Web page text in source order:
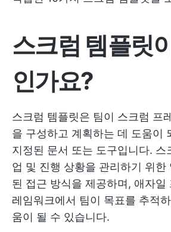
스크럼 템플릿
인가요?
스크럼 템플릿은 팀이 스크럼 프
을 구성하고 계획하는 데 도움이
지정된 문서 또는 도구입니다. 스
업 및 진행 상황을 관리하기 위한
된 접근 방식을 제공하며, 애자일
레임워크에서 팀이 목표를 추적
움이 될 수 있습니다.